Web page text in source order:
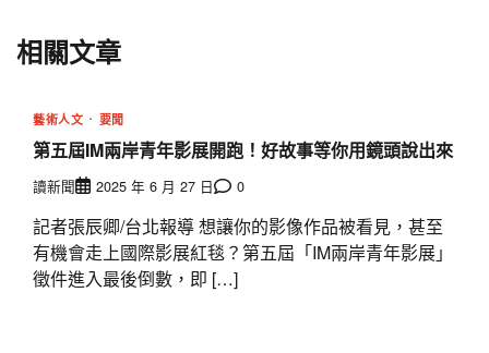
相關文章
藝術人文 要聞
第五屆IM兩岸青年影展開跑！好故事等你用鏡頭說出來
讀新聞 2025 年 6 月 27 日 0
記者張辰卿/台北報導 想讓你的影像作品被看見，甚至
有機會走上國際影展紅毯？第五屆「IM兩岸青年影展」
徵件進入最後倒數，即 […]